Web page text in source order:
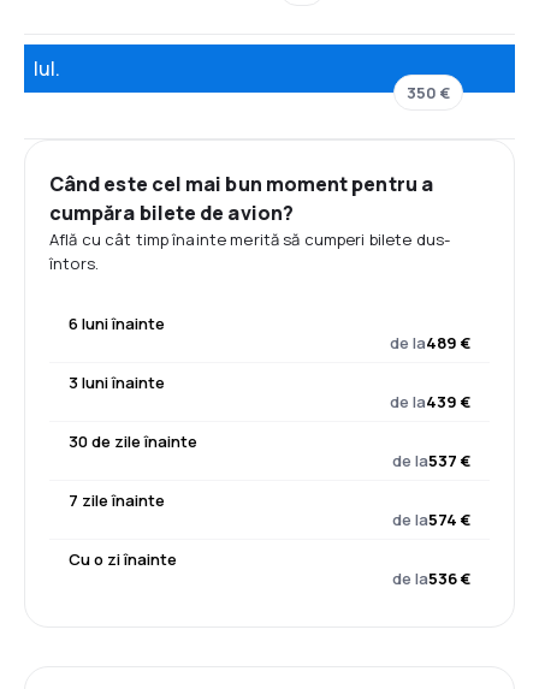
Iul.
350 €
Când este cel mai bun moment pentru a
cumpăra bilete de avion?
Află cu cât timp înainte merită să cumperi bilete dus-
întors.
6 luni înainte
de la489 €
3 luni înainte
de la439 €
30 de zile înainte
de la537 €
7 zile înainte
de la574 €
Cu o zi înainte
de la536 €